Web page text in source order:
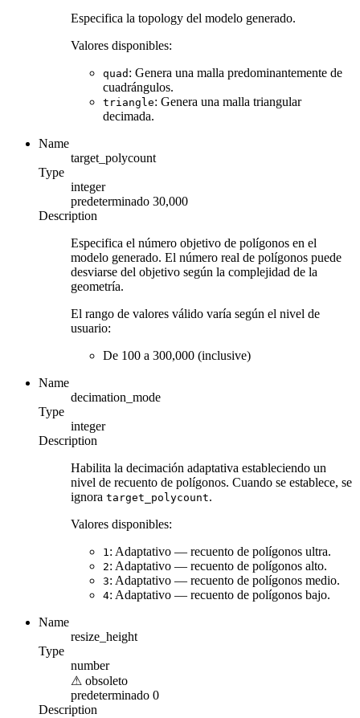
Especifica la topology del modelo generado.
Valores disponibles:
quad : Genera una malla predominantemente de
cuadrángulos.
triangle: Genera una malla triangular
decimada.
Name
target_polycount
Type
integer
predeterminado 30,000
Description
Especifica el número objetivo de polígonos en el
modelo generado. El número real de polígonos puede
desviarse del objetivo según la complejidad de la
geometría.
El rango de valores válido varía según el nivel de
usuario:
De 100 a 300,000 (inclusive)
Name
decimation_mode
Type
integer
Description
Habilita la decimación adaptativa estableciendo un
nivel de recuento de polígonos. Cuando se establece, se
ignora target_polycount.
Valores disponibles:
1: Adaptativo — recuento de polígonos ultra.
2: Adaptativo — recuento de polígonos alto.
3: Adaptativo — recuento de polígonos medio.
4: Adaptativo — recuento de polígonos bajo.
Name
resize_height
Type
number
⚠ obsoleto
predeterminado 0
Description